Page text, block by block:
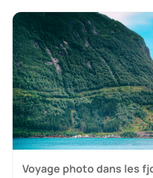
Voyage photo dans les